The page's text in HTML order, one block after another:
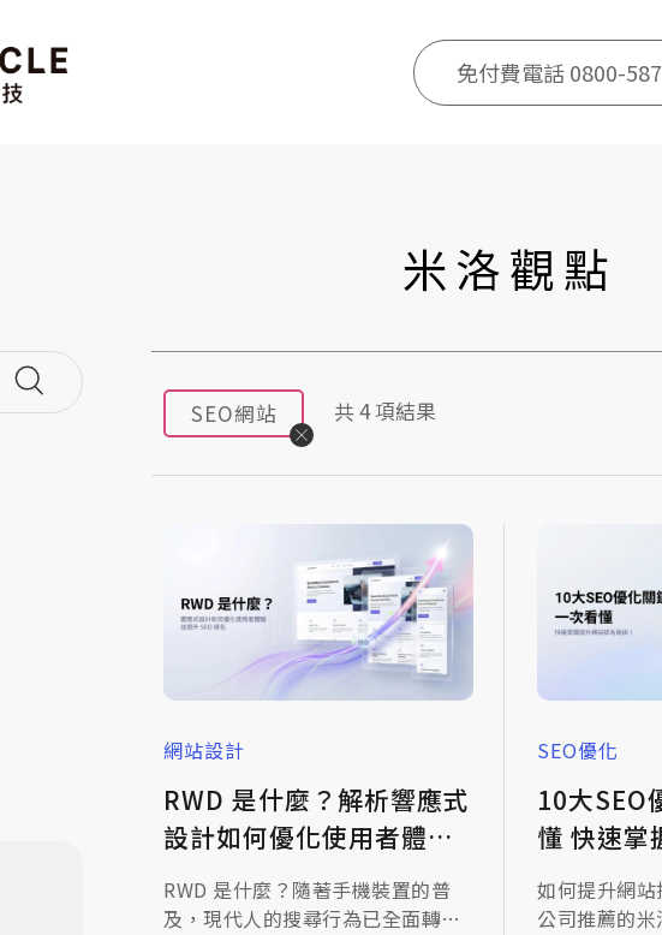
免付費電話 0800-
米洛觀點
SEO網站 共 4項結果
網站設計
RWD 是什麼？解析響應式
設計如何優化使用者體驗
並提升 SEO 排名
RWD 是什麼？隨著手機裝置的普
及，現代人的搜尋行為已全面轉向
SEO優化
10大SEO
懂 快速掌握提升網站排名
秘訣！
如何提升網
公司推薦的